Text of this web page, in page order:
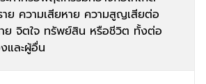
ย ความเสียหาย ความสูญเสียต่อ
ย จิตใจ ทรัพย์สิน หรือชีวิต ทั้งต่อ
และผู้อื่น